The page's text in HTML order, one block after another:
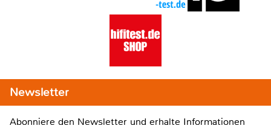
Newsletter
Abonniere den Newsletter und erhalte Informationen